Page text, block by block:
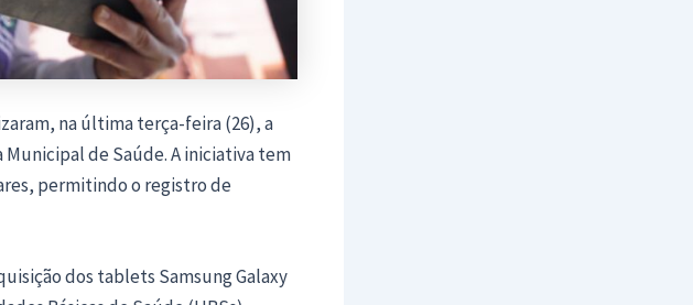
na última terça-feira (26), a
de Saúde. A iniciativa tem
permitindo o registro de
dos tablets Samsung Galaxy